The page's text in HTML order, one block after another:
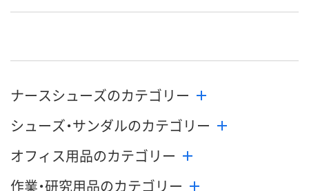
カゴへ カゴへ
ナースシューズのカテゴリー
シューズ・サンダルのカテゴリー
オフィス用品のカテゴリー
作業・研究用品のカテゴリー